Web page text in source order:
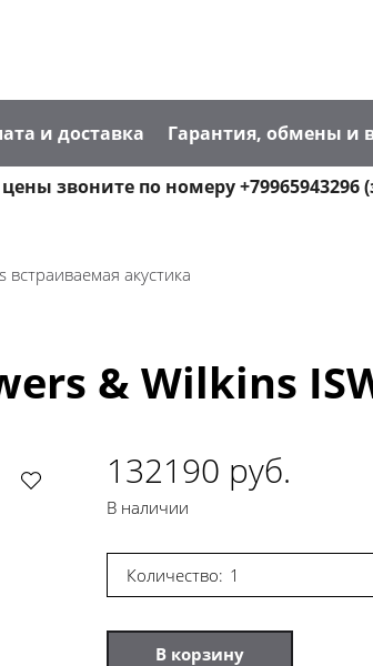
и доставка Гарантия, обмены и
звоните по номеру
встраиваемая акустика
& Wilkins
132190 руб.
В наличии
Количество:
В корзину